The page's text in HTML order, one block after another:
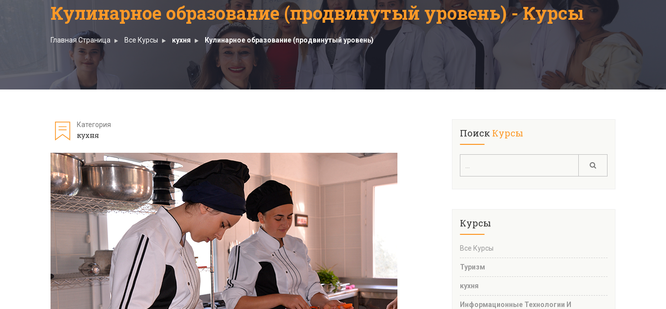
Кулинарное образование (продвинутый уровень) - Курсы
Главная Страница Все Курсы кухня Кулинарное образование (продвинутый уровень)
Категория
кухня Поиск Курсы
Курсы
Все Курсы
Туризм
кухня
Информационные Технологии И